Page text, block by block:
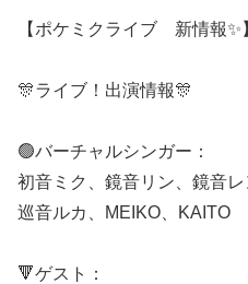
【ポケミクライブ 新情報✨
🎊ライブ！出演情報🎊
🟢バーチャルシンガー：
初音ミク、鏡音リン、鏡音レ
巡音ルカ、MEIKO、KAITO
🔻ゲスト：